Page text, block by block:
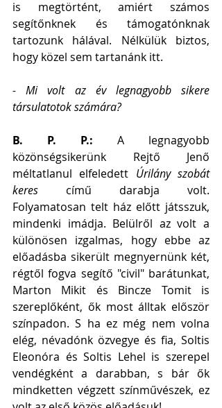
is megtörtént, amiért számos
segítőnknek és támogatónknak
tartozunk hálával. Nélkülük biztos,
hogy közel sem tartanánk itt.
- Mi volt az év legnagyobb sikere
társulatotok számára?
B. P. P.: A legnagyobb
közönségsikerünk Rejtő Jenő
méltatlanul elfeledett Úrilány szobát
keres című darabja volt.
Folyamatosan telt ház előtt játsszuk,
mindenki imádja. Belülről az volt a
különösen izgalmas, hogy ebbe az
előadásba sikerült megnyernünk két,
régtől fogva segítő "civil" barátunkat,
Marton Mikit és Bincze Tomit is
szereplőként, ők most álltak először
színpadon. S ha ez még nem volna
elég, névadónk özvegye és fia, Soltis
Eleonóra és Soltis Lehel is szerepel
vendégként a darabban, s bár ők
mindketten végzett színművészek, ez